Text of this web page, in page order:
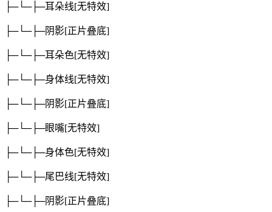
├─└─├─耳朵线[无特效]
├─└─├─阴影[正片叠底]
├─└─├─耳朵色[无特效]
├─└─├─身体线[无特效]
├─└─├─阴影[正片叠底]
├─└─├─眼嘴[无特效]
├─└─├─身体色[无特效]
├─└─├─尾巴线[无特效]
├─└─├─阴影[正片叠底]